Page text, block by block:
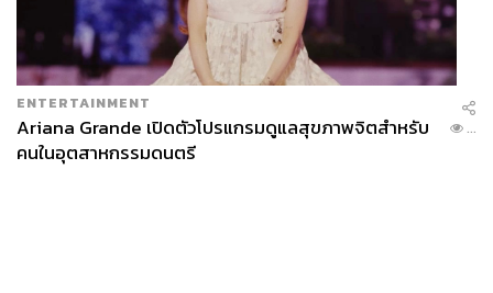
ENTERTAINMENT
Ariana Grande เปิดตัวโปรแกรมดูแลสุขภาพจิตสำหรับ
คนในอุตสาหกรรมดนตรี
...